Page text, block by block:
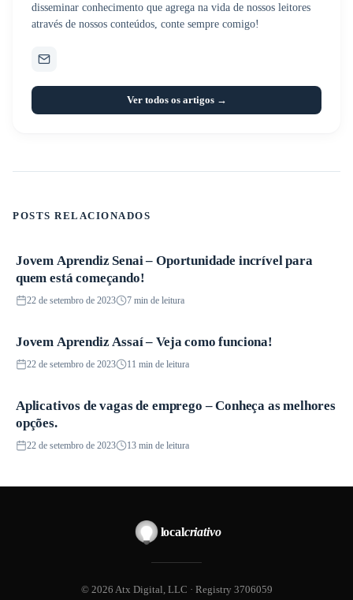
disseminar conhecimento que agrega na vida de nossos leitores
através de nossos conteúdos, conte sempre comigo!
Ver todos os artigos →
POSTS RELACIONADOS
Vagas
Jovem Aprendiz Senai – Oportunidade incrível para
quem está começando!
22 de setembro de 2023 7 min de leitura
Vagas
Jovem Aprendiz Assaí – Veja como funciona!
22 de setembro de 2023 11 min de leitura
Vagas
Aplicativos de vagas de emprego – Conheça as melhores
opções.
22 de setembro de 2023 13 min de leitura
localcriativo
© 2026 Atx Digital, LLC · Registry 3706059